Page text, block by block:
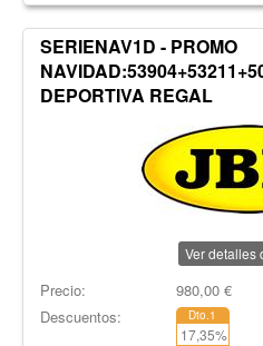
SERIENAV1D - PROMO
DEPORTIVA REGAL
Ver detalles
Precio: 980,00€
Descuentos:
Dto.1
17,35%